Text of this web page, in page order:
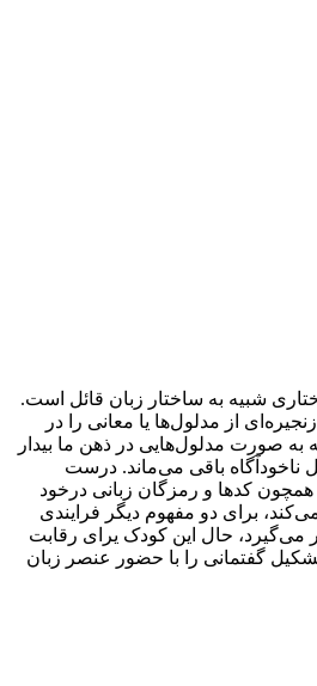
شبیه به ساختار زبان قائل است.
از مدلول‌ها یا معانی را در
به صورت مدلول‌هایی در ذهن ما بیدار
ناخودآگاه باقی می‌ماند. درست
همچون کدها و رمزگان زبانی درخود
برای دو مفهوم دیگر فرایندی
می‌گیرد، حال این کودک یرای رقابت
تشکیل گفتمانی را با حضور عنصر زبان